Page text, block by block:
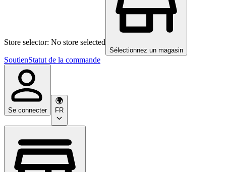
Store selector: No store selected
Sélectionnez un magasin
SoutienStatut de la commande
Se connecter FR